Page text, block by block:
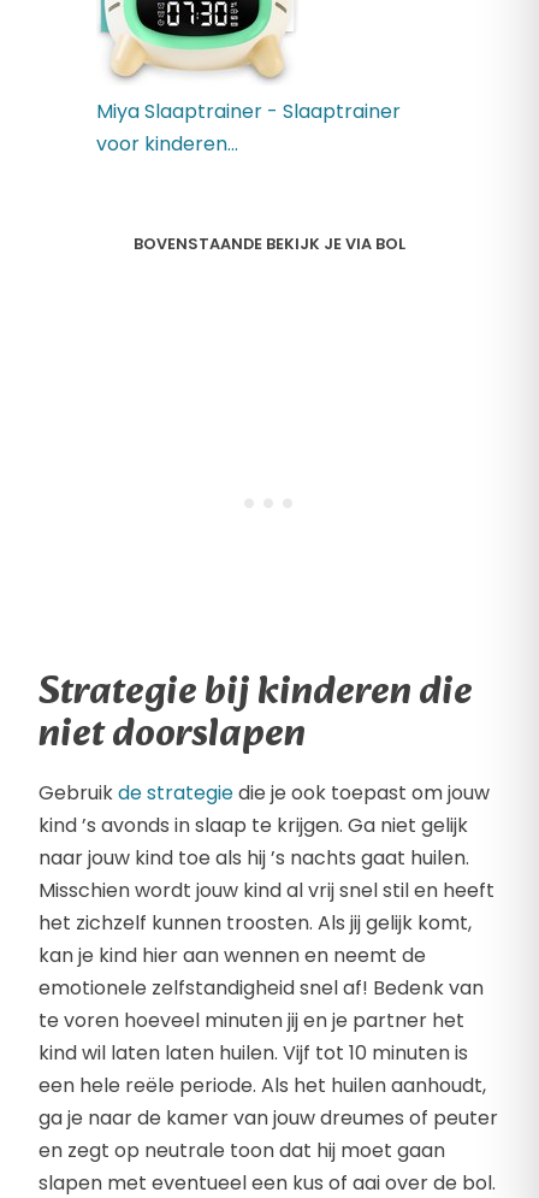
Miya Slaaptrainer - Slaaptrainer
voor kinderen...
BOVENSTAANDE BEKIJK JE VIA BOL
Strategie bij kinderen die
niet doorslapen
Gebruikde strategiedie je ook toepast om jouw
kind ’s avonds in slaap te krijgen. Ga niet gelijk
naar jouw kind toe als hij ’s nachts gaat huilen.
Misschien wordt jouw kind al vrij snel stil en heeft
het zichzelf kunnen troosten. Als jij gelijk komt,
kan je kind hier aan wennen en neemt de
emotionele zelfstandigheid snel af! Bedenk van
te voren hoeveel minuten jij en je partner het
kind wil laten laten huilen. Vijf tot 10 minuten is
een hele reële periode. Als het huilen aanhoudt,
ga je naar de kamer van jouw dreumes of peuter
en zegt op neutrale toon dat hij moet gaan
slapen met eventueel een kus of aai over de bol.